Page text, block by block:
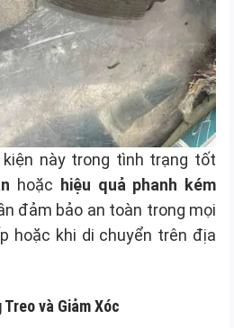
này trong tình trạng tốt
hoặc hiệu quả phanh kém
đảm bảo an toàn trong mọi
hoặc khi di chuyển trên địa
và Giảm Xóc